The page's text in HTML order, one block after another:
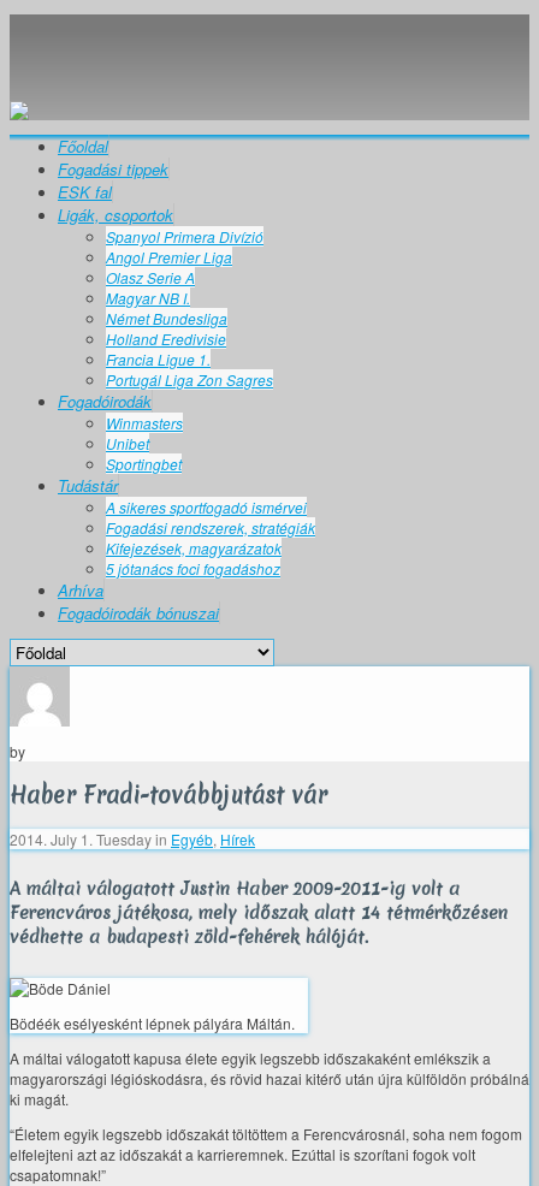
Főoldal
Fogadási tippek
ESK fal
Ligák, csoportok
Spanyol Primera Divízió
Angol Premier Liga
Olasz Serie A
Magyar NB I.
Német Bundesliga
Holland Eredivisie
Francia Ligue 1.
Portugál Liga Zon Sagres
Fogadóirodák
Winmasters
Unibet
Sportingbet
Tudástár
A sikeres sportfogadó ismérvei
Fogadási rendszerek, stratégiák
Kifejezések, magyarázatok
5 jótanács foci fogadáshoz
Arhíva
Fogadóirodák bónuszai
by
Haber Fradi-továbbjutást vár
2014. July 1. Tuesdayin Egyéb, Hírek
A máltai válogatott Justin Haber 2009-2011-ig volt a
Ferencváros játékosa, mely időszak alatt 14 tétmérkőzésen
védhette a budapesti zöld-fehérek hálóját.
Bödéék esélyesként lépnek pályára Máltán.
A máltai válogatott kapusa élete egyik legszebb időszakaként emlékszik a
magyarországi légióskodásra, és rövid hazai kitérő után újra külföldön próbálná
ki magát.
“Életem egyik legszebb időszakát töltöttem a Ferencvárosnál, soha nem fogom
elfelejteni azt az időszakát a karrieremnek. Ezúttal is szorítani fogok volt
csapatomnak!”